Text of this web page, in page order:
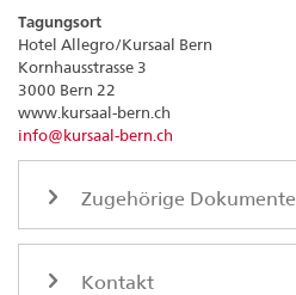
Tagungsort
Hotel Allegro/Kursaal Bern
Kornhausstrasse 3
3000 Bern 22
www.kursaal-bern.ch
info@kursaal-bern.ch
Zugehörige Dokumente
Kontakt